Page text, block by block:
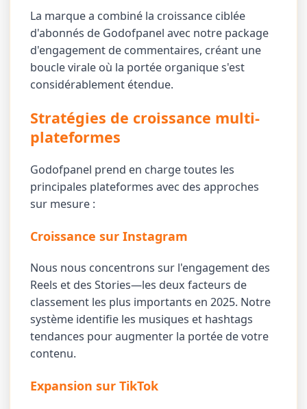
La marque a combiné la croissance ciblée
d'abonnés de Godofpanel avec notre package
d'engagement de commentaires, créant une
boucle virale où la portée organique s'est
considérablement étendue.
Stratégies de croissance multi-
plateformes
Godofpanel prend en charge toutes les
principales plateformes avec des approches
sur mesure :
Croissance sur Instagram
Nous nous concentrons sur l'engagement des
Reels et des Stories—les deux facteurs de
classement les plus importants en 2025. Notre
système identifie les musiques et hashtags
tendances pour augmenter la portée de votre
contenu.
Expansion sur TikTok